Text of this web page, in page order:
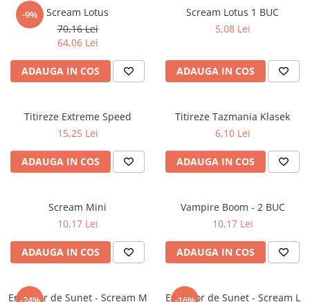
Seturi de artificii
Stroboscoape
Torte de stadion
Vulcani electrici
Kendama Special
Kendama Super Sticky
Kendama Super Sticky Big Cup V2
Kendama Zen V3 Cupe Mari
Petreceri Animale
Petreceri Sportive
-9%
Scream Lotus
70,16 Lei
64,06 Lei
ADAUGA IN COS
Scream Lotus 1 BUC
5,08 Lei
ADAUGA IN COS
Titireze Extreme Speed
15,25 Lei
ADAUGA IN COS
Titireze Tazmania Klasek
6,10 Lei
ADAUGA IN COS
Scream Mini
10,17 Lei
ADAUGA IN COS
Vampire Boom - 2 BUC
10,17 Lei
ADAUGA IN COS
Emitator de Sunet - Scream M
Emitator de Sunet - Scream L